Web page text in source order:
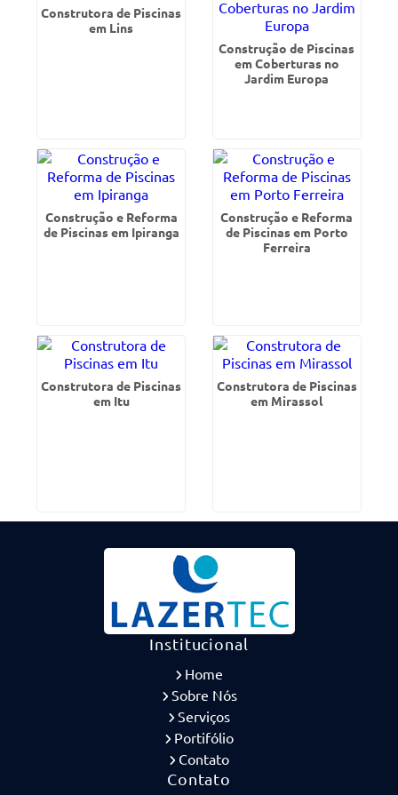
Construtora de Piscinas
em Lins
Construção de Piscinas
em Coberturas no
Jardim Europa
Construção e Reforma
de Piscinas em Ipiranga
Construção e Reforma
de Piscinas em Porto
Ferreira
Construtora de Piscinas
em Itu
Construtora de Piscinas
em Mirassol
Institucional
Home
Sobre Nós
Serviços
Portifólio
Contato
Contato